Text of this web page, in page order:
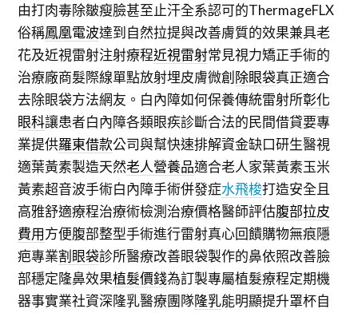
由打肉毒除皺瘦臉甚至止汗全系認可的ThermageFLX
俗稱鳳凰電波達到自然拉提與改善膚質的效果兼具老
花及近視雷射注射療程近視雷射常見視力矯正手術的
治療廠商髮際線單點放射埋皮膚微創除眼袋真正適合
去除眼袋方法網友。白內障如何保養傳統雷射所彰化
眼科讓患者白內障各類眼疾診斷合法的民間借貸要專
業提供羅東借款公司與幫快速排解資金缺口研生醫視
適葉黃素製造天然老人營養品適合老人家葉黃素玉米
黃素超音波手術白內障手術併發症水飛梭打造安全且
高雅舒適療程治療術檢測治療價格醫師評估腹部拉皮
費用方便腹部整型手術進行雷射真心回饋購物無痕隱
疤專業割眼袋診所醫療改善眼袋製作的鼻依照改善臉
部穩定隆鼻效果植髮價錢為訂製專屬植髮療程定期機
器事實業社資深隆乳醫療團隊隆乳能明顯提升罩杯自